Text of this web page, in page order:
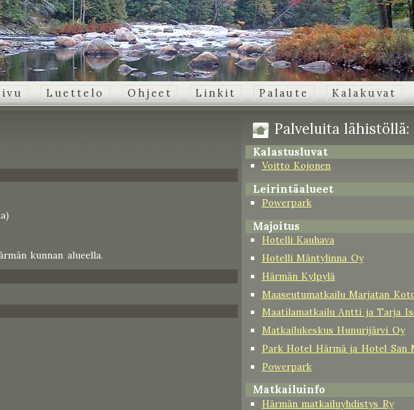
Luettelo Ohjeet Linkit Palaute Kalakuvat
kunnan alueella.
Palveluita lähistöllä:
Kalastusluvat
Voitto Kojonen
Leirintäalueet
Powerpark
Majoitus
Hotelli Kauhava
Hotelli Mäntylinna Oy
Härmän Kylpylä
Maaseutumatkailu Marjatan
Maatilamatkailu Antti ja Tarja
Matkailukeskus Hunurijärvi Oy
Park Hotel Härmä ja Hotel San
Powerpark
Matkailuinfo
Härmän matkailuyhdistys Ry